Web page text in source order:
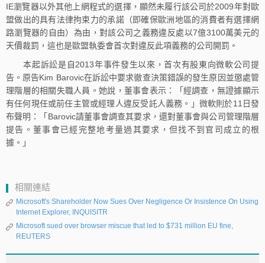
IE瀏覽器以外其他上網程式的選擇，顯然未履行該公司於2009年對歐
盟做出的具有法律拘束力的承諾（即確保歐洲地區的消費者有選擇網
路瀏覽器的自由）為由，對該公司之義務違反處以7億3100萬美元的
天價裁罰，這也是歐盟執委會首次對違反此項義務的公司開罰。
本起訴訟是自2013年事件發生以來，首次有股東向微軟公司提
告。原告Kim Barovic在訴訟中要求徹查決策錯誤的發生原因並懲處管
理階層的相關失職人員。她說，董事會表示：「經調查，無證據顯示
有任何現任或前任主管或經理人違反受託人義務。」微軟則於11日發
布聲明：「Barovic請董事會調查其要求，還對董事會與公司管理階層
提告。董事會已經完整地考量過其要求，但找不到官司成立的根
據。」
相關連結
Microsoft's Shareholder Now Sues Over Negligence Or Insistence On Using
Internet Explorer, INQUISITR
Microsoft sued over browser miscue that led to $731 million EU fine,
REUTERS